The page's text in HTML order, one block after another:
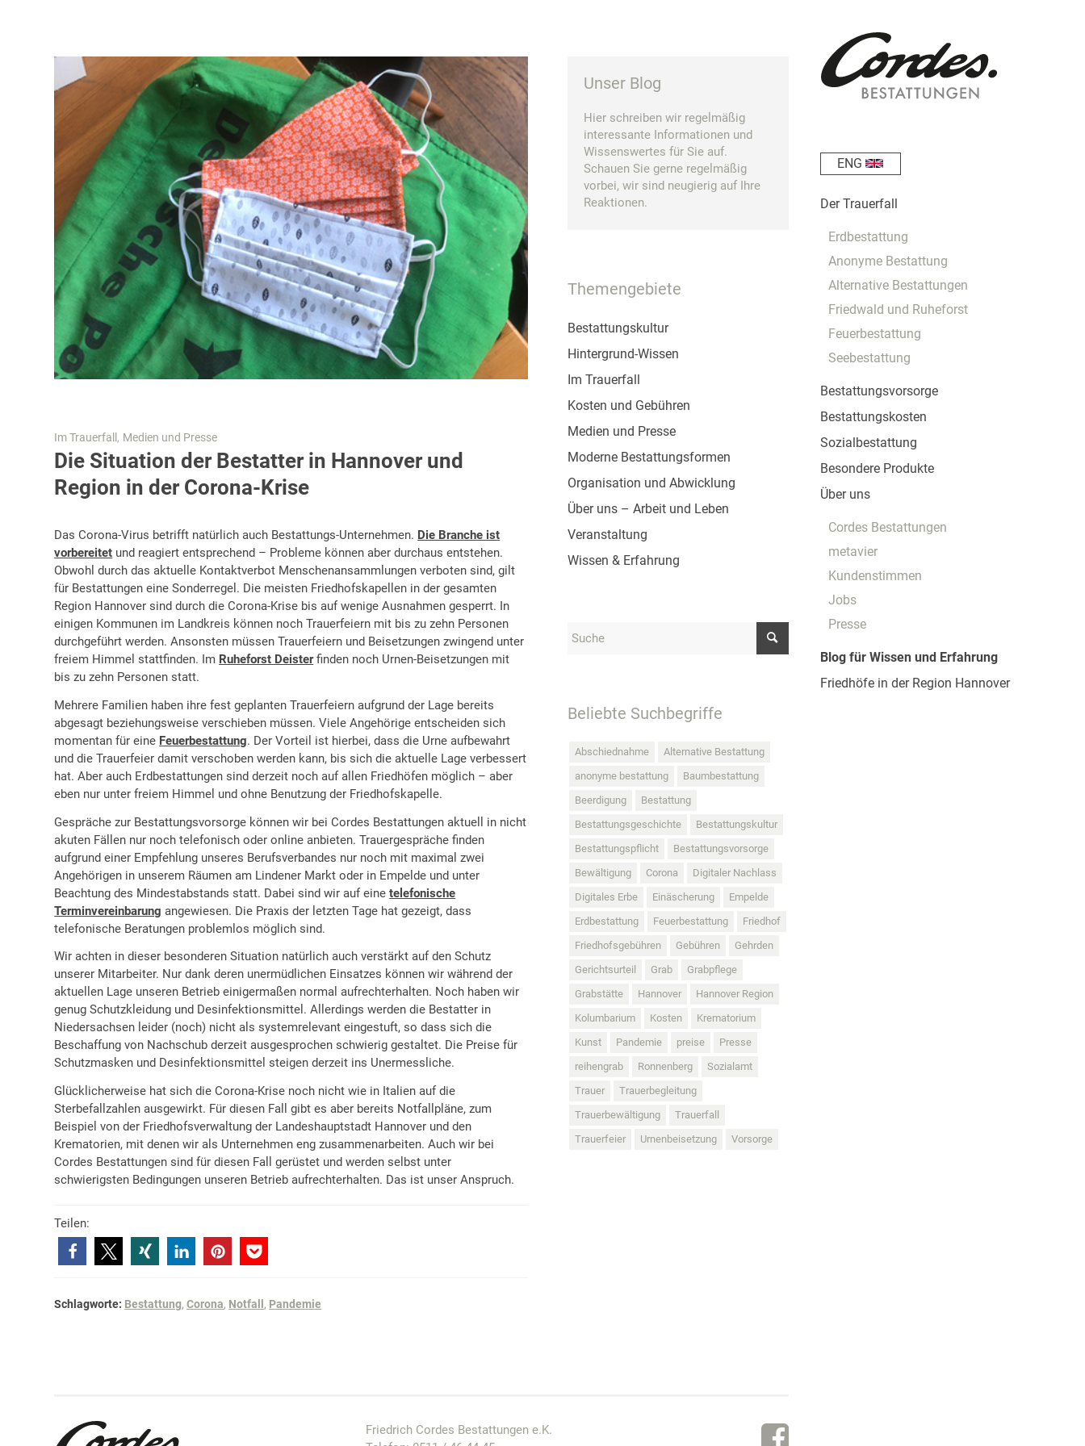
ENG
Der Trauerfall
Erdbestattung
Anonyme Bestattung
Alternative Bestattungen
Friedwald und Ruheforst
Feuerbestattung
Seebestattung
Bestattungsvorsorge
Bestattungskosten
Sozialbestattung
Besondere Produkte
Über uns
Cordes Bestattungen
metavier
Kundenstimmen
Jobs
Presse
Blog für Wissen und Erfahrung
Friedhöfe in der Region Hannover
Im Trauerfall , Medien und Presse
Die Situation der Bestatter in Hannover und
Region in der Corona-Krise
Das Corona-Virus betrifft natürlich auch Bestattungs-Unternehmen. Die Branche ist
vorbereitet und reagiert entsprechend – Probleme können aber durchaus entstehen.
Obwohl durch das aktuelle Kontaktverbot Menschenansammlungen verboten sind, gilt
für Bestattungen eine Sonderregel. Die meisten Friedhofskapellen in der gesamten
Region Hannover sind durch die Corona-Krise bis auf wenige Ausnahmen gesperrt. In
einigen Kommunen im Landkreis können noch Trauerfeiern mit bis zu zehn Personen
durchgeführt werden. Ansonsten müssen Trauerfeiern und Beisetzungen zwingend unter
freiem Himmel stattfinden. Im Ruheforst Deisterfinden noch Urnen-Beisetzungen mit
bis zu zehn Personen statt.
Mehrere Familien haben ihre fest geplanten Trauerfeiern aufgrund der Lage bereits
abgesagt beziehungsweise verschieben müssen. Viele Angehörige entscheiden sich
momentan für eine Feuerbestattung. Der Vorteil ist hierbei, dass die Urne aufbewahrt
und die Trauerfeier damit verschoben werden kann, bis sich die aktuelle Lage verbessert
hat. Aber auch Erdbestattungen sind derzeit noch auf allen Friedhöfen möglich – aber
eben nur unter freiem Himmel und ohne Benutzung der Friedhofskapelle.
Gespräche zur Bestattungsvorsorge können wir bei Cordes Bestattungen aktuell in nicht
akuten Fällen nur noch telefonisch oder online anbieten. Trauergespräche finden
aufgrund einer Empfehlung unseres Berufsverbandes nur noch mit maximal zwei
Angehörigen in unserem Räumen am Lindener Markt oder in Empelde und unter
Beachtung des Mindestabstands statt. Dabei sind wir auf einetelefonische
Terminvereinbarung angewiesen. Die Praxis der letzten Tage hat gezeigt, dass
telefonische Beratungen problemlos möglich sind.
Wir achten in dieser besonderen Situation natürlich auch verstärkt auf den Schutz
unserer Mitarbeiter. Nur dank deren unermüdlichen Einsatzes können wir während der
aktuellen Lage unseren Betrieb einigermaßen normal aufrechterhalten. Noch haben wir
genug Schutzkleidung und Desinfektionsmittel. Allerdings werden die Bestatter in
Niedersachsen leider (noch) nicht als systemrelevant eingestuft, so dass sich die
Beschaffung von Nachschub derzeit ausgesprochen schwierig gestaltet. Die Preise für
Schutzmasken und Desinfektionsmittel steigen derzeit ins Unermessliche.
Glücklicherweise hat sich die Corona-Krise noch nicht wie in Italien auf die
Sterbefallzahlen ausgewirkt. Für diesen Fall gibt es aber bereits Notfallpläne, zum
Beispiel von der Friedhofsverwaltung der Landeshauptstadt Hannover und den
Krematorien, mit denen wir als Unternehmen eng zusammenarbeiten. Auch wir bei
Cordes Bestattungen sind für diesen Fall gerüstet und werden selbst unter
schwierigsten Bedingungen unseren Betrieb aufrechterhalten. Das ist unser Anspruch.
Teilen:
Schlagworte: Bestattung,Corona, Notfall , Pandemie
Unser Blog
Hier schreiben wir regelmäßig
interessante Informationen und
Wissenswertes für Sie auf.
Schauen Sie gerne regelmäßig
vorbei, wir sind neugierig auf Ihre
Reaktionen.
Themengebiete
Bestattungskultur
Hintergrund-Wissen
Im Trauerfall
Kosten und Gebühren
Medien und Presse
Moderne Bestattungsformen
Organisation und Abwicklung
Über uns – Arbeit und Leben
Veranstaltung
Wissen & Erfahrung
Beliebte Suchbegriffe
Abschiednahme
Alternative Bestattung
anonyme bestattung
Baumbestattung
Beerdigung
Bestattung
Bestattungsgeschichte
Bestattungskultur
Bestattungspflicht
Bestattungsvorsorge
Bewältigung
Corona
Digitaler Nachlass
Digitales Erbe
Einäscherung
Empelde
Erdbestattung
Feuerbestattung
Friedhof
Friedhofsgebühren
Gebühren
Gehrden
Gerichtsurteil
Grab
Grabpflege
Grabstätte
Hannover
Hannover Region
Kolumbarium
Kosten
Krematorium
Kunst
Pandemie preise
Presse
reihengrab
Ronnenberg
Sozialamt
Trauer
Trauerbegleitung
Trauerbewältigung
Trauerfall
Trauerfeier
Urnenbeisetzung Vorsorge
Friedrich Cordes Bestattungen e.K.